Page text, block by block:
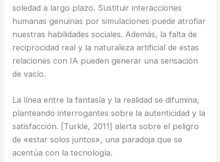
soledad a largo plazo. Sustituir interacciones
humanas genuinas por simulaciones puede atrofiar
nuestras habilidades sociales. Además, la falta de
reciprocidad real y la naturaleza artificial de estas
relaciones con IA pueden generar una sensación
de vacío.
La línea entre la fantasía y la realidad se difumina,
planteando interrogantes sobre la autenticidad y la
satisfacción. [Turkle, 2011] alerta sobre el peligro
de «estar solos juntos», una paradoja que se
acentúa con la tecnología.